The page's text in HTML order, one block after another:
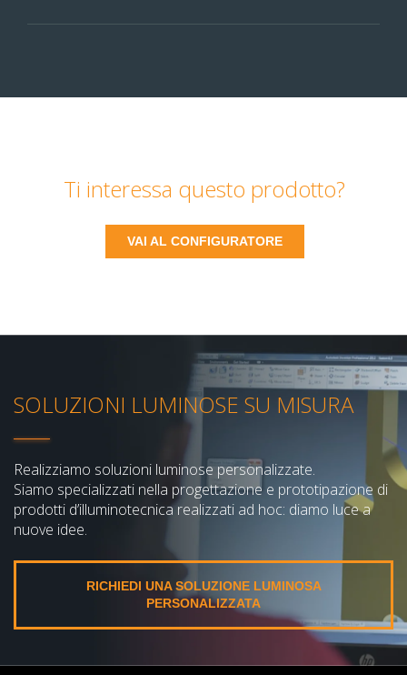
Ti interessa questo prodotto?
VAI AL CONFIGURATORE
SOLUZIONI LUMINOSE SU MISURA
Realizziamo soluzioni luminose personalizzate.
Siamo specializzati nella progettazione e prototipazione di
prodotti d’illuminotecnica realizzati ad hoc: diamo luce a
nuove idee.
RICHIEDI UNA SOLUZIONE LUMINOSA
PERSONALIZZATA